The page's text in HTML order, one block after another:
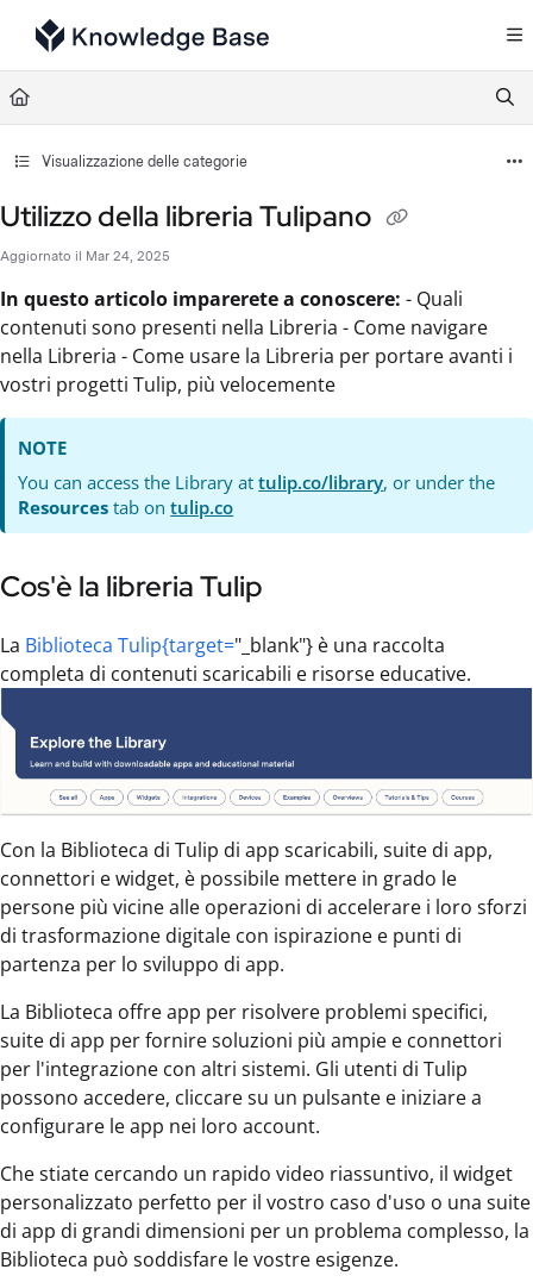
Documentation Index
Fetch the complete documentation index at:
Use this file to discover all available pages before exploring further.
Visualizzazione delle categorie
Utilizzo della libreria Tulipano
Aggiornato il Mar 24, 2025
In questo articolo imparerete a conoscere: - Quali
contenuti sono presenti nella Libreria - Come navigare
nella Libreria - Come usare la Libreria per portare avanti i
vostri progetti Tulip, più velocemente
NOTE
You can access the Library attulip.co/library, or under the
Resources tab ontulip.co
Cos'è la libreria Tulip
La Biblioteca Tulip{target="_blank"} è una raccolta
completa di contenuti scaricabili e risorse educative.
Con la Biblioteca di Tulip di app scaricabili, suite di app,
connettori e widget, è possibile mettere in grado le
persone più vicine alle operazioni di accelerare i loro sforzi
di trasformazione digitale con ispirazione e punti di
partenza per lo sviluppo di app.
La Biblioteca offre app per risolvere problemi specifici,
suite di app per fornire soluzioni più ampie e connettori
per l'integrazione con altri sistemi. Gli utenti di Tulip
possono accedere, cliccare su un pulsante e iniziare a
configurare le app nei loro account.
Che stiate cercando un rapido video riassuntivo, il widget
personalizzato perfetto per il vostro caso d'uso o una suite
di app di grandi dimensioni per un problema complesso, la
Biblioteca può soddisfare le vostre esigenze.